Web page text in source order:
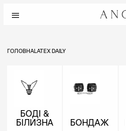
ГОЛОВНАLATEX DAILY
БОДІ &
БІЛИЗНА БОНДАЖ